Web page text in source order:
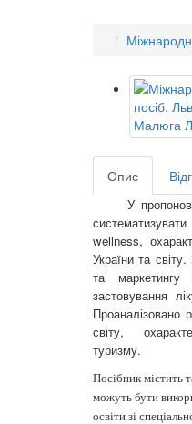
Опис
У
wellness,
України та
та
застовування
Проаналізовано
світу,
туризму.
Посібник містить
можуть бути
освіти зі